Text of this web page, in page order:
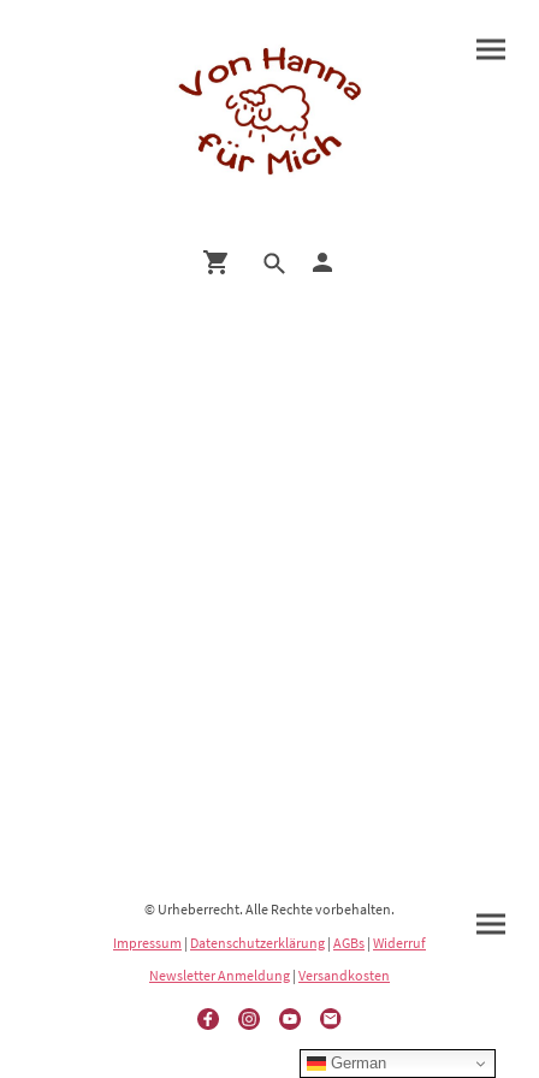
© Urheberrecht. Alle Rechte vorbehalten.
Impressum | Datenschutzerklärung | AGBs | Widerruf
Newsletter Anmeldung | Versandkosten
German